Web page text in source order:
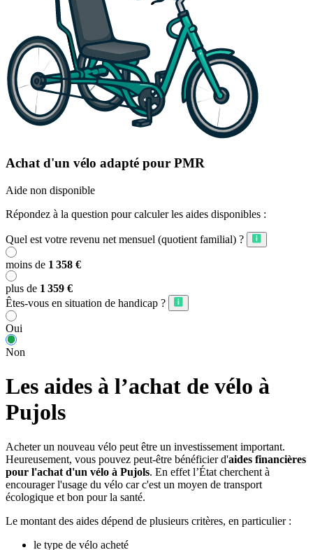
Achat d'un vélo adapté pour PMR
Aide non disponible
Répondez à la question pour calculer les aides disponibles :
Quel est votre revenu net mensuel (quotient familial) ?
moins de 1 358 €
plus de 1 359 €
Êtes-vous en situation de handicap ?
Oui
Non
Les aides à l’achat de vélo à
Pujols
Acheter un nouveau vélo peut être un investissement important.
Heureusement, vous pouvez peut-être bénéficier d'aides financières
pour l'achat d'un vélo à Pujols. En effet l’État cherchent à
encourager l'usage du vélo car c'est un moyen de transport
écologique et bon pour la santé.
Le montant des aides dépend de plusieurs critères, en particulier :
le type de vélo acheté